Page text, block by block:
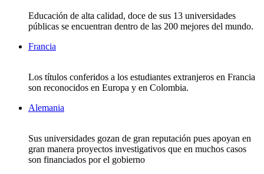
Educación de alta calidad, doce de sus 13 universidades
públicas se encuentran dentro de las 200 mejores del mundo.
Francia
Los títulos conferidos a los estudiantes extranjeros en Francia
son reconocidos en Europa y en Colombia.
Alemania
Sus universidades gozan de gran reputación pues apoyan en
gran manera proyectos investigativos que en muchos casos
son financiados por el gobierno